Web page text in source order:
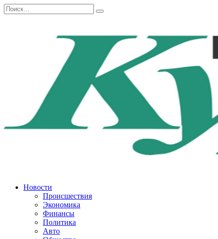
Перейти
к
Search
for:
Новости
Происшествия
Экономика
Финансы
Политика
Авто